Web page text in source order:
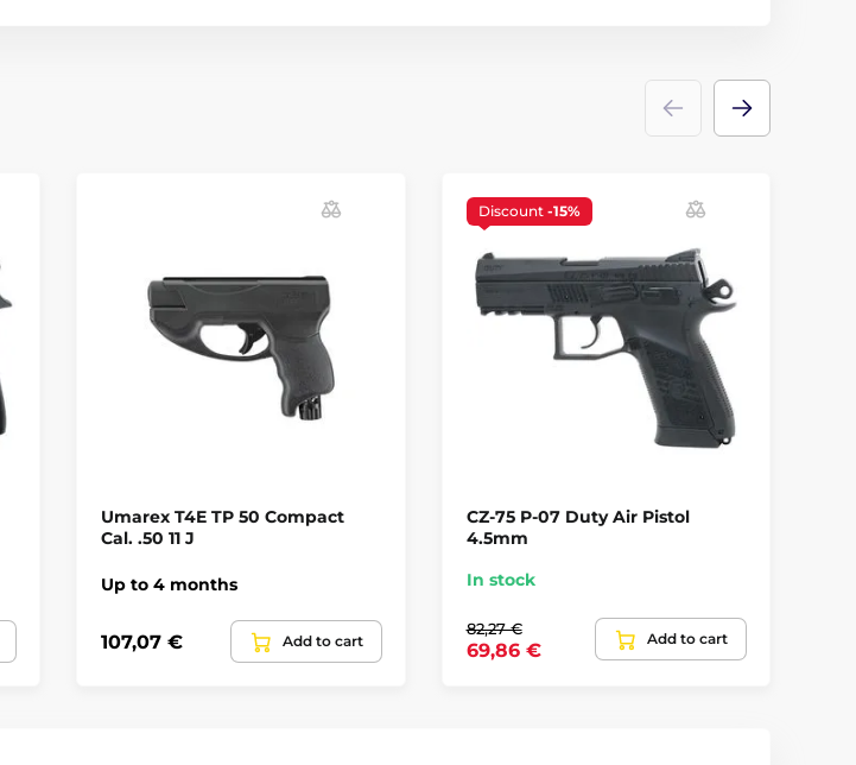
Umarex T4E TP 50 Compact
Cal. .50 11 J
Up to 4 months
107,07 € Add to cart
Discount -15%
CZ-75 P-07 Duty Air Pistol
4.5mm
In stock
82,27 €
69,86 €
Add to cart